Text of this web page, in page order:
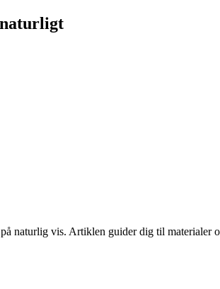
naturlig vis. Artiklen guider dig til